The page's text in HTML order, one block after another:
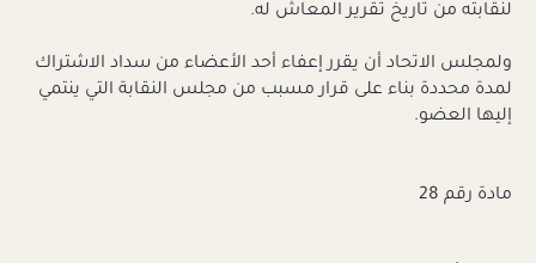
لنقابته من تاريخ تقرير المعاش له.
ولمجلس الاتحاد أن يقرر إعفاء أحد الأعضاء من سداد الاشتراك
لمدة محددة بناء على قرار مسبب من مجلس النقابة التي ينتمي
إليها العضو.
مادة رقم 28